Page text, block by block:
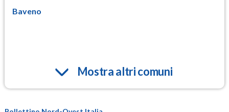
Baveno
Mostra altri comuni